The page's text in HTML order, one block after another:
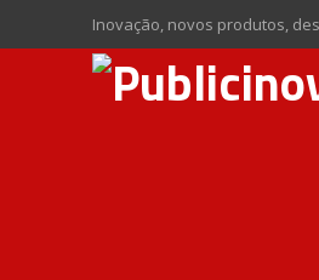
Inovação, novos produtos,